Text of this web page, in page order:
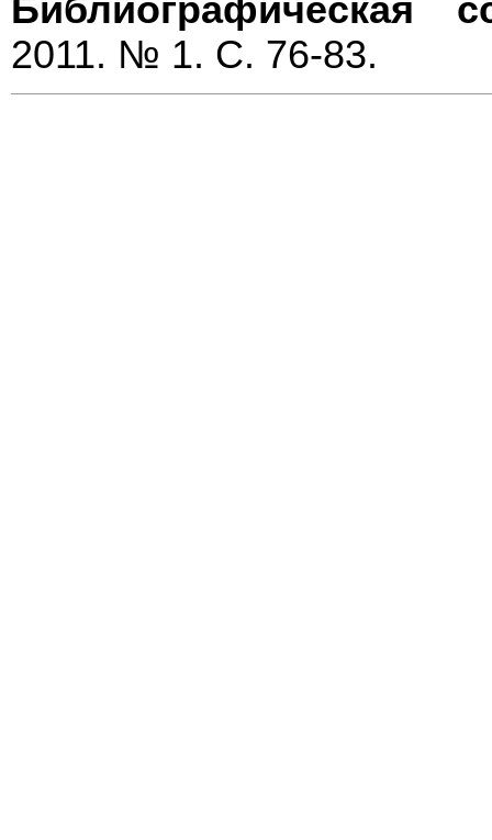
Библиографическая
2011. № 1. С. 76-83.